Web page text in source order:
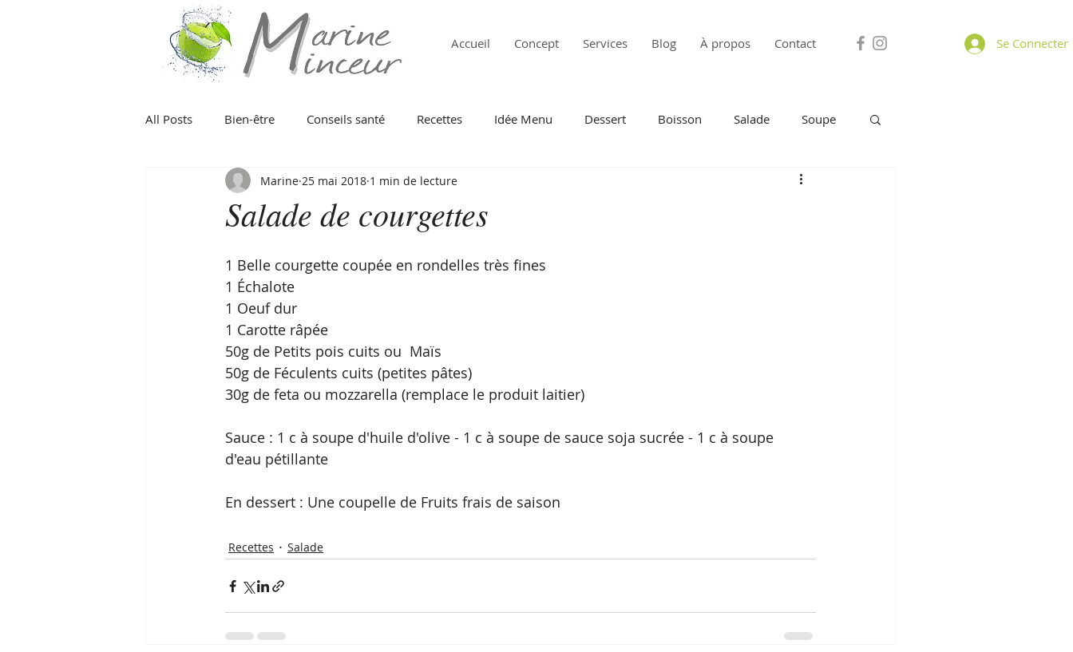
Accueil Concept Services Blog À propos Contact Se Connecter
All Posts Bien-être Conseils santé Recettes Idée Menu Dessert Boisson Salade Soupe
Viande Fruits de mer Pâtes A Partager
Organisation Végétarien
Salade de courgettes
Marine 25 mai 2018 1 min de lecture
1 Belle courgette coupée en rondelles très fines
1 Échalote
1 Oeuf dur
1 Carotte râpée
50g de Petits pois cuits ou  Maïs
50g de Féculents cuits (petites pâtes)
30g de feta ou mozzarella (remplace le produit laitier)
Sauce : 1 c à soupe d'huile d'olive - 1 c à soupe de sauce soja sucrée - 1 c à soupe
d'eau pétillante
En dessert : Une coupelle de Fruits frais de saison
Recettes Salade